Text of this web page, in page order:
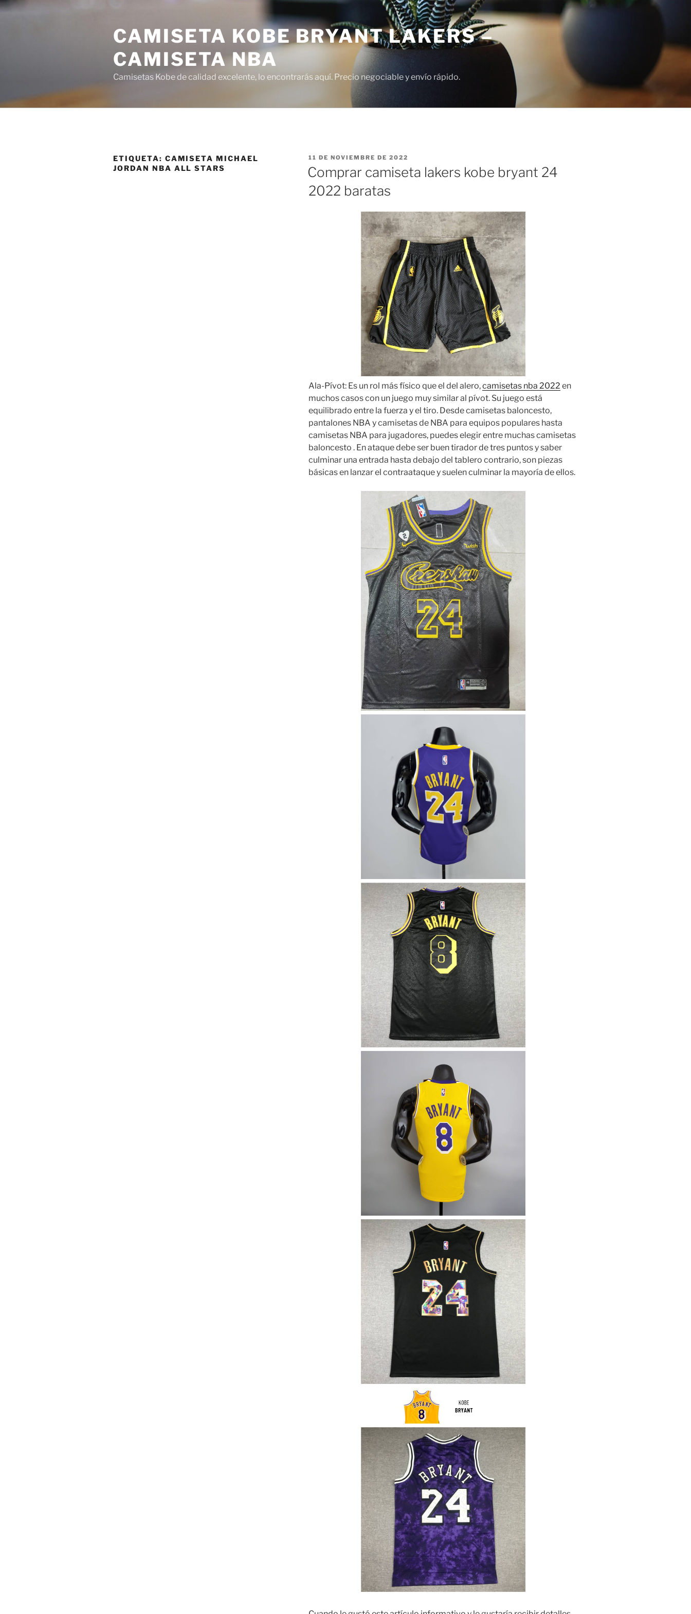
Saltar
CAMISETA KOBE BRYANT LAKERS –
CAMISETA NBA
Camisetas Kobe de calidad excelente, lo encontrarás aquí. Precio negociable y envío rápido.
ETIQUETA: CAMISETA MICHAEL
JORDAN NBA ALL STARS
PUBLICADO
EL
11 DE NOVIEMBRE DE 2022
Comprar camiseta lakers kobe bryant 24
2022 baratas
Ala-Pívot: Es un rol más físico que el del alero,camisetas nba 2022 en
muchos casos con un juego muy similar al pívot. Su juego está
equilibrado entre la fuerza y el tiro. Desde camisetas baloncesto,
pantalones NBA y camisetas de NBA para equipos populares hasta
camisetas NBA para jugadores, puedes elegir entre muchas camisetas
baloncesto . En ataque debe ser buen tirador de tres puntos y saber
culminar una entrada hasta debajo del tablero contrario, son piezas
básicas en lanzar el contraataque y suelen culminar la mayoría de ellos.